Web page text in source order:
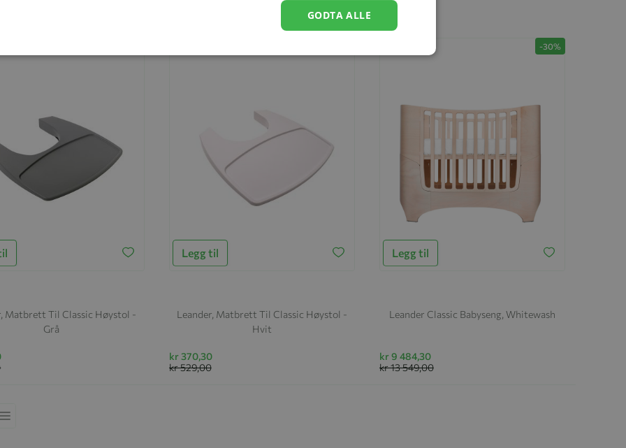
kr 3 499,00
Matbrett Til Classic Høystol -
Grå
Legg til
Leander, Matbrett Til Classic Høystol -
Hvit
kr 370,30
kr 529,00
-30%
Legg til
Leander Classic Babyseng, Whitewash
kr 9 484,30
kr 13 549,00
Liste
GODTA ALLE